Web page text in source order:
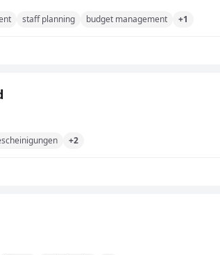
staff planning budget management +1
+2